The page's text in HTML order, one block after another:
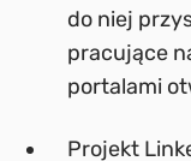
do niej
pracujące
portalami
Projekt